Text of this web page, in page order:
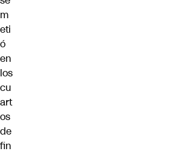
m
eti
ó
en
los
cu
art
os
de
fin